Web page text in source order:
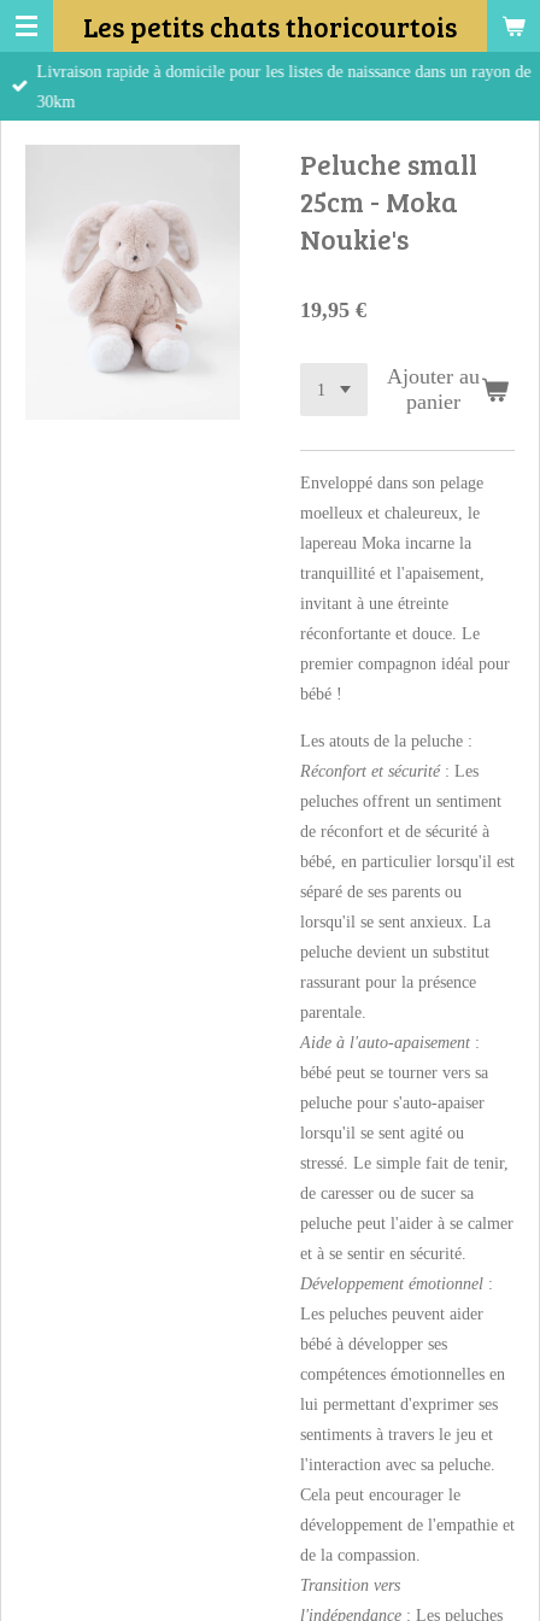
Passer
au
contenu
Les petits chats thoricourtois
Livraison rapide à domicile pour les listes de naissance dans un rayon de
30km
Peluche small
25cm - Moka
Noukie's
19,95 €
Ajouter au
panier
Enveloppé dans son pelage
moelleux et chaleureux, le
lapereau Moka incarne la
tranquillité et l'apaisement,
invitant à une étreinte
réconfortante et douce. Le
premier compagnon idéal pour
bébé !
Les atouts de la peluche :
Réconfort et sécurité : Les
peluches offrent un sentiment
de réconfort et de sécurité à
bébé, en particulier lorsqu'il est
séparé de ses parents ou
lorsqu'il se sent anxieux. La
peluche devient un substitut
rassurant pour la présence
parentale.
Aide à l'auto-apaisement :
bébé peut se tourner vers sa
peluche pour s'auto-apaiser
lorsqu'il se sent agité ou
stressé. Le simple fait de tenir,
de caresser ou de sucer sa
peluche peut l'aider à se calmer
et à se sentir en sécurité.
Développement émotionnel :
Les peluches peuvent aider
bébé à développer ses
compétences émotionnelles en
lui permettant d'exprimer ses
sentiments à travers le jeu et
l'interaction avec sa peluche.
Cela peut encourager le
développement de l'empathie et
de la compassion.
Transition vers
l'indépendance : Les peluches